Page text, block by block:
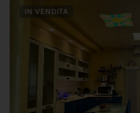
IN VENDITA